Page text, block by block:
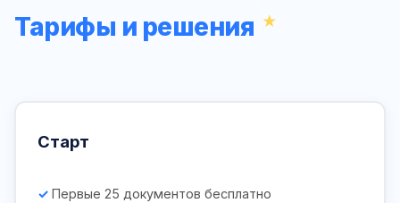
Тарифы и решения
Старт
Первые 25 документов бесплатно